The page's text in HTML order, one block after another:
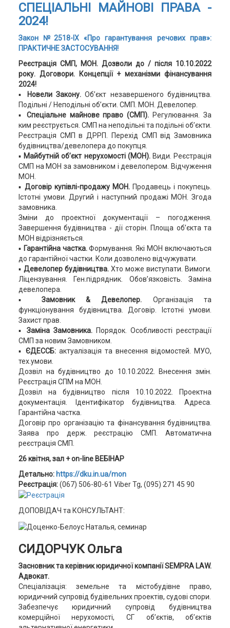
СПЕЦІАЛЬНІ МАЙНОВІ ПРАВА -
2024!
Закон №2518-ІХ «Про гарантування речових прав»:
ПРАКТИЧНЕ ЗАСТОСУВАННЯ!
Реєстрація СМП, МОН. Дозволи до / після 10.10.2022
року. Договори. Концепції + механізми фінансування
2024!
▪
Новели Закону.Об’єкт незавершеного будівництва.
Подільні / Неподільні об’єкти. СМП. МОН. Девелопер.
▪ Спеціальне майнове право (СМП). Регулювання. За
ким реєструється. СМП на неподільні та подільні об’єкти.
Реєстрація СМП в ДРРП. Перехід СМП від Замовника
будівництва/девелопера до покупця.
▪ Майбутній об’єкт нерухомості (МОН). Види. Реєстрація
СМП на МОН за замовником і девелопером. Відчуження
МОН.
▪ Договір купівлі-продажу МОН. Продавець і покупець.
Істотні умови. Другий і наступний продажі МОН. Згода
замовника.
Зміни до проектної документації – погодження.
Завершення будівництва - дії сторін. Площа об’єкта та
МОН відрізняється.
▪ Гарантійна частка.Формування. Які МОН включаються
до гарантійної частки. Коли дозволено відчужувати.
▪ Девелопер будівництва.Хто може виступати. Вимоги.
Ліцензування. Ген.підрядник. Обов’язковість. Заміна
девелопера.
▪ Замовник & Девелопер. Організація та
функціонування будівництва. Договір. Істотні умови.
Захист прав.
▪ Заміна Замовника.Порядок. Особливості реєстрації
СМП за новим Замовником.
▪ ЄДЕССБ:актуалізація та внесення відомостей. МУО,
тех.умови.
Дозвіл на будівництво до 10.10.2022. Внесення змін.
Реєстрація СПМ на МОН.
Дозвіл на будівництво після 10.10.2022. Проектна
документація. Ідентифікатор будівництва. Адреса.
Гарантійна частка.
Договір про організацію та фінансування будівництва.
Заява про держ. реєстрацію СМП. Автоматична
реєстрація СМП.
26 квітня,зал + on-line ВЕБІНАР
Детально: https://dku.in.ua/mon
Реєстрація:(067) 506-80-61 Viber Tg, (095) 271 45 90
ДОПОВІДАЧ та КОНСУЛЬТАНТ:
СИДОРЧУК Ольга
Засновник та керівник юридичної компанії SEMPRA LAW.
Адвокат.
Спеціалізація: земельне та містобудівне право,
юридичний супровід будівельних проектів, судові спори.
Забезпечує юридичний супровід будівництва
комерційної нерухомості, СГ об’єктів, об’єктів